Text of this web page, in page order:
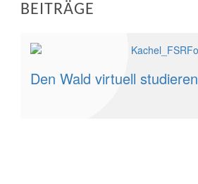
BEITRÄGE
Den Wald virtuell studieren